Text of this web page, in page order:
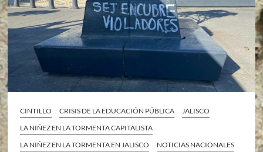
CINTILLO CRISIS DE LA EDUCACIÓN PÚBLICA
JALISCO
LA NIÑEZ EN LA TORMENTA CAPITALISTA
LA NIÑEZ EN LA TORMENTA EN JALISCO
NOTICIAS NACIONALES